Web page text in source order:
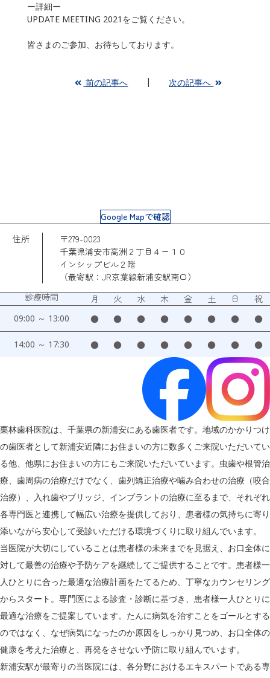
ー詳細ー
UPDATE MEETING 2021 をご覧ください。
皆さまのご参加、お待ちしております。
前の記事へ 次の記事へ
Google Mapで確認
住所
〒279-0023
千葉県浦安市高洲２丁目４ー１０
インシップビル２階
（最寄駅：JR京葉線新浦安駅南口）
診療時間
月 火 水 木 金 土 日 祝
09:00 ～ 13:00 ● ● ● ● ● ● ● ●
14:00 ～ 17:30 ● ● ● ● ● ● ● ●
栗林歯科医院は、千葉県の新浦安にある歯医者です。地域のかかりつけ
の歯医者として新浦安近隣にお住まいの方に数多くご来院いただいてい
る他、他県にお住まいの方にもご来院いただいています。虫歯や根管治
療、歯周病の治療だけでなく、歯列矯正治療や噛み合わせの治療（咬合
治療）、入れ歯やブリッジ、インプラントの治療に至るまで、それぞれ
各専門医と連携して幅広い治療を提供しており、患者様の気持ちに寄り
添いながら安心して受診いただける環境づくりに取り組んでいます。
当医院が大切にしていることは患者様の未来までを見据え、お口全体に
対して最善の治療や予防ケアを継続してご提供することです。患者様一
人ひとりに合った最適な治療計画をたてるため、丁寧なカウンセリング
からスタート。専門医による診査・診断に基づき、患者様一人ひとりに
最適な治療をご提案しています。たんに病気を治すことをゴールとする
のではなく、なぜ病気になったのか原因をしっかり見つめ、お口全体の
健康を考えた治療と、再発をさせない予防に取り組んでいます。
新浦安駅が最寄りの当医院には、各分野におけるエキスパートである専